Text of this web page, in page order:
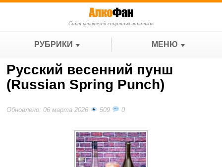
Сайт ценителей спиртных напитков
РУБРИКИ МЕНЮ
Русский весенний пунш
(Russian Spring Punch)
Обновлено: 06 марта 2026 509 0